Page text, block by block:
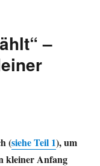
3
Traum
–
(siehe Teil 1), um
kleiner Anfang